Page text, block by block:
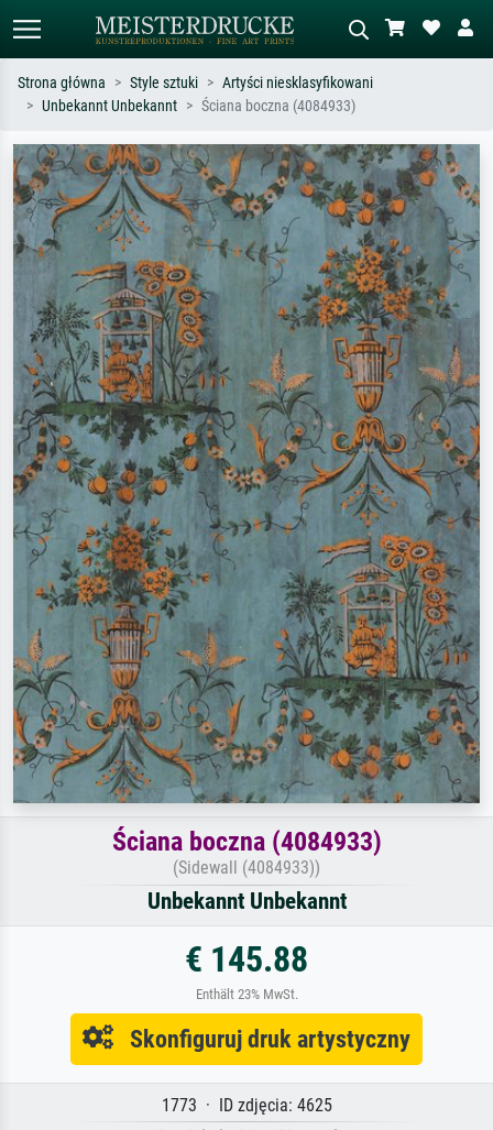
Szukaj wg artysty, tytułu lub stylu – np.
Monet, Gwiaździsta noc,
impresjonizm, fala Hokusaia, akt.
Opisz scenę – np. zielona łąka,
abstrakcja z czerwienią, ciemny olej,
stojący akt obok drzewa.
Strona główna Style sztuki
Artyści niesklasyfikowani
Unbekannt Unbekannt
Ściana boczna (4084933)
Ściana boczna (4084933)
(Sidewall (4084933))
Unbekannt Unbekannt
€ 145.88
Enthält 23% MwSt.
Skonfiguruj druk artystyczny
1773 · ID zdjęcia: 4625